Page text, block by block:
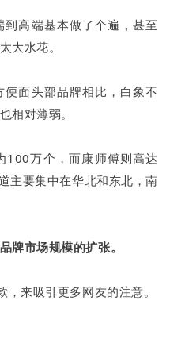
高端基本做了个遍，甚至
大水花。
面头部品牌相比，白象不
相对薄弱。
100万个，而康师傅则高达
主要集中在华北和东北，南
牌市场规模的扩张。
，来吸引更多网友的注意。